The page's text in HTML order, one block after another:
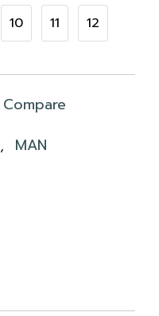
10 11 12
Compare
, MAN